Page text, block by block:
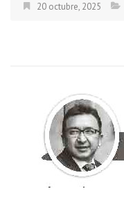
20 octubre, 2025